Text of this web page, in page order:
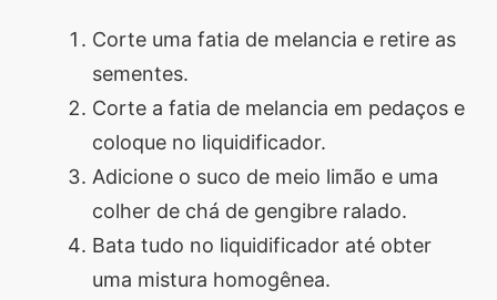
Corte uma fatia de melancia e retire as
sementes.
Corte a fatia de melancia em pedaços e
coloque no liquidificador.
Adicione o suco de meio limão e uma
colher de chá de gengibre ralado.
Bata tudo no liquidificador até obter
uma mistura homogênea.